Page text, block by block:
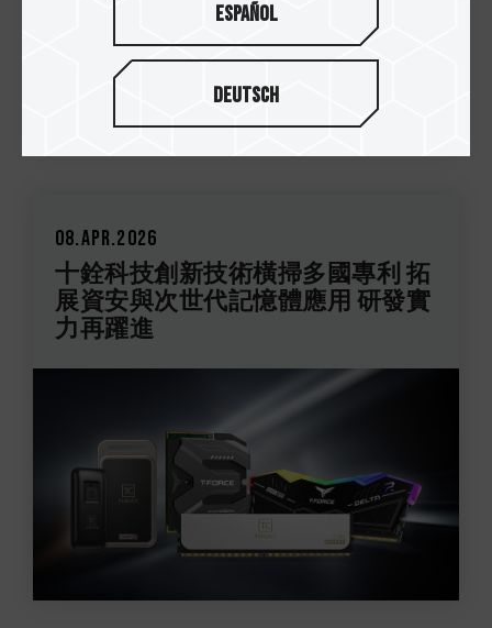
08.Apr.2026
十銓科技創新技術橫掃多國專利 拓
展資安與次世代記憶體應用 研發實
力再躍進
Español
Deutsch